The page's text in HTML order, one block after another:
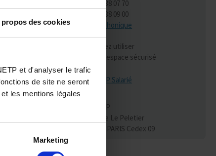
propos des cookies
et d'analyser le trafic
de site ne seront
les mentions légales
Marketing
01 70 38 07 70
01 70 38 09 00
Horaires d’affluence téléphonique
E-mail
Veuillez utiliser
votre espace sécurisé
Application CNETP Salarié
CNETP
31, rue Le Peletier
75453 PARIS Cedex 09
TÉLÉCHARGEMENT